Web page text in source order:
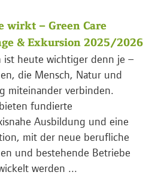
wirkt – Green Care
& Exkursion 2025/2026
ist heute wichtiger denn je –
die Mensch, Natur und
miteinander verbinden.
fundierte
Ausbildung und eine
mit der neue berufliche
und bestehende Betriebe
werden ...